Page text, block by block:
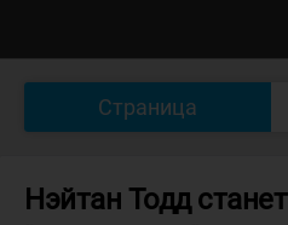
Страница
Нэйтан Тодд